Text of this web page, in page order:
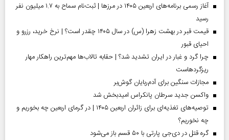
آغاز رسمی برنامه‌های اربعین ۱۴۰۵ در مرز‌ها | ثبت‌نام سماح به ۱.۷ میلیون نفر
رسید
قیمت قبر در بهشت زهرا (س) در سال ۱۴۰۵ چقدر است؟ | نرخ خرید، رزرو و
احیای قبور
چرا گرد و غبار در ایران تشدید شد؟ | حقابه تالاب‌ها مهم‌ترین راهکار مهار
ریزگردهاست
مجازات سنگین برای آدم‌ربایان گوش‌بر
واکسن جدید سرطان پانکراس امیدبخش شد
توصیه‌های تغذیه‌ای برای زائران اربعین ۱۴۰۵ | در گرمای اربعین چه بخوریم و
چه نخوریم؟
گره قتل در دی‌جی پارتی با ۵۰ قسم باز می‌شود